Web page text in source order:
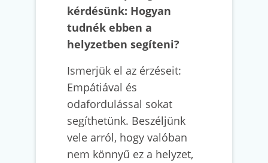
kérdésünk: Hogyan
tudnék ebben a
helyzetben segíteni?
Ismerjük el az érzéseit:
Empátiával és
odafordulással sokat
segíthetünk. Beszéljünk
vele arról, hogy valóban
nem könnyű ez a helyzet,